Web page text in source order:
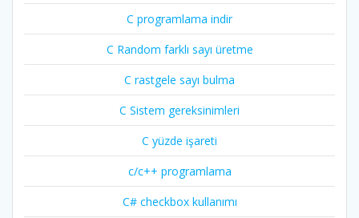
C programlama indir
C Random farklı sayı üretme
C rastgele sayı bulma
C Sistem gereksinimleri
C yüzde işareti
c/c++ programlama
C# checkbox kullanımı